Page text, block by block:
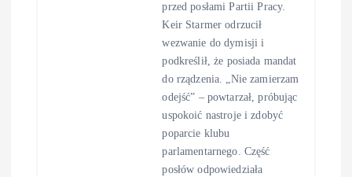
przed posłami Partii Pracy.
Keir Starmer odrzucił
wezwanie do dymisji i
podkreślił, że posiada mandat
do rządzenia. „Nie zamierzam
odejść” – powtarzał, próbując
uspokoić nastroje i zdobyć
poparcie klubu
parlamentarnego. Część
posłów odpowiedziała